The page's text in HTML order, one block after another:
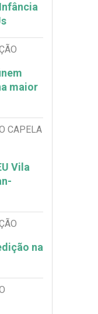
maior
CAPELA
Vila
na